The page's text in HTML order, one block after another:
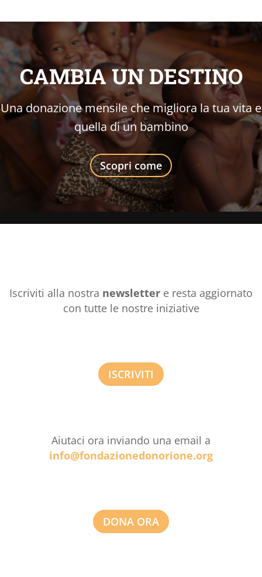
CAMBIA UN DESTINO
Una donazione mensile che migliora la tua vita e
quella di un bambino
Scopri come
Iscriviti alla nostra newsletter e resta aggiornato
con tutte le nostre iniziative
ISCRIVITI
Aiutaci ora inviando una email a
info@fondazionedonorione.org
DONA ORA